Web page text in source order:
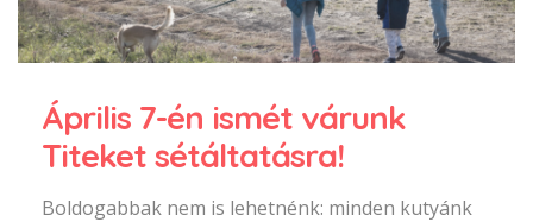
Április 7-én ismét várunk
Titeket sétáltatásra!
Boldogabbak nem is lehetnénk: minden kutyánk